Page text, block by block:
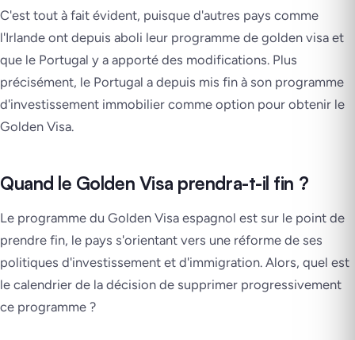
C'est tout à fait évident, puisque d'autres pays comme
l'Irlande ont depuis aboli leur programme de golden visa et
que le Portugal y a apporté des modifications. Plus
précisément, le Portugal a depuis mis fin à son programme
d'investissement immobilier comme option pour obtenir le
Golden Visa.
Quand le Golden Visa prendra-t-il fin ?
Le programme du Golden Visa espagnol est sur le point de
prendre fin, le pays s'orientant vers une réforme de ses
politiques d'investissement et d'immigration. Alors, quel est
le calendrier de la décision de supprimer progressivement
ce programme ?